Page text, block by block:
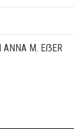
ANNA M. EẞER